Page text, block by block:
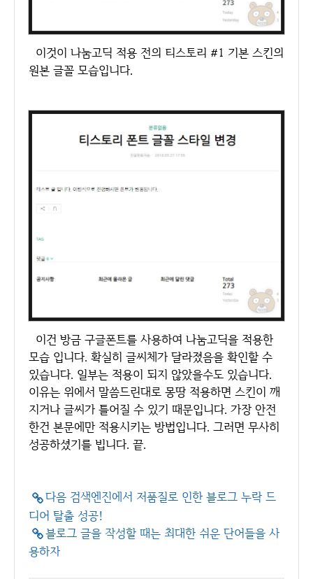
이것이 나눔고딕 적용 전의 티스토리 #1 기본 스킨의
원본 글꼴 모습입니다.
이건 방금 구글폰트를 사용하여 나눔고딕을 적용한
모습 입니다. 확실히 글씨체가 달라졌음을 확인할 수
있습니다. 일부는 적용이 되지 않았을수도 있습니다.
이유는 위에서 말씀드린대로 몽땅 적용하면 스킨이 깨
지거나 글씨가 틀어질 수 있기 때문입니다. 가장 안전
한건 본문에만 적용시키는 방법입니다. 그러면 무사히
성공하셨기를 빕니다. 끝.
다음 검색엔진에서 저품질로 인한 블로그 누락 드
디어 탈출 성공!
블로그 글을 작성할 때는 최대한 쉬운 단어들을 사
용하자